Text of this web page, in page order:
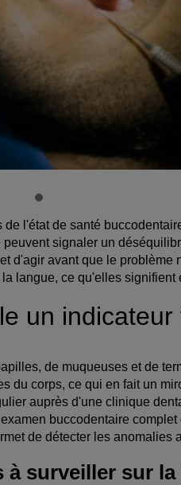
l'état de santé
signaler un
d'agir avant que le problème
langue, ce qu'elles signifient
un
de muqueuses et de
du corps, ce qui en fait un
auprès d'une clinique
buccodentaire
de détecter les anomalies
surveiller sur la